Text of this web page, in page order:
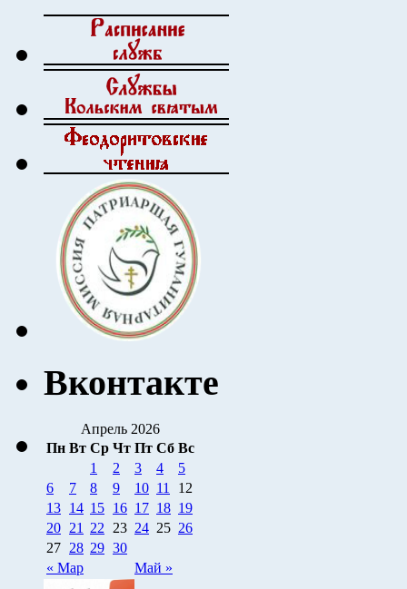
Вконтакте
Апрель 2026
Пн Вт Ср Чт Пт Сб Вс
« Мар Май »
1 2 3 4
5
6
7 8 9 10 11
12
13 14 15 16 17 18 19
20 21 22 23 24 25 26
27 28 29 30